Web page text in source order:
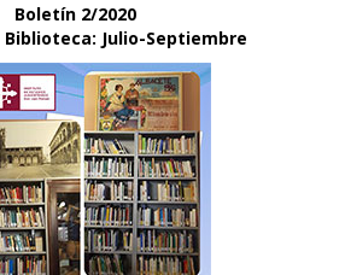
Boletín 2/2020
Biblioteca: Julio-Septiembre